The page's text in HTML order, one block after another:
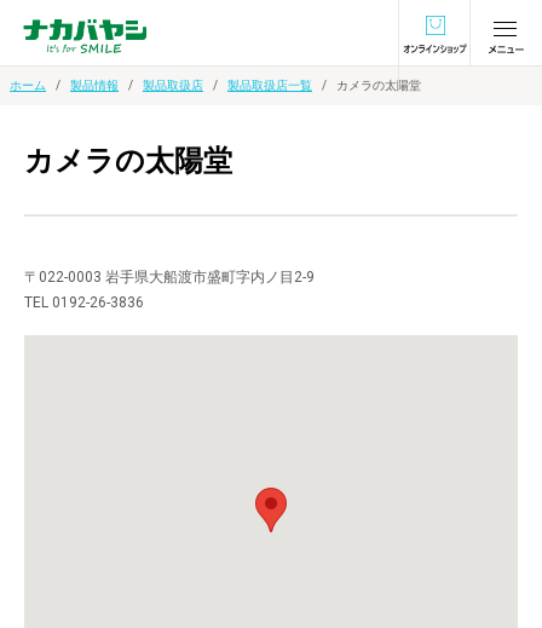
オンラインショ
ホーム 製品情報 製品取扱店 製品取扱店一覧 カメラの太陽堂
カメラの太陽堂
〒022-0003 岩手県大船渡市盛町字内ノ目2-9
TEL 0192-26-3836